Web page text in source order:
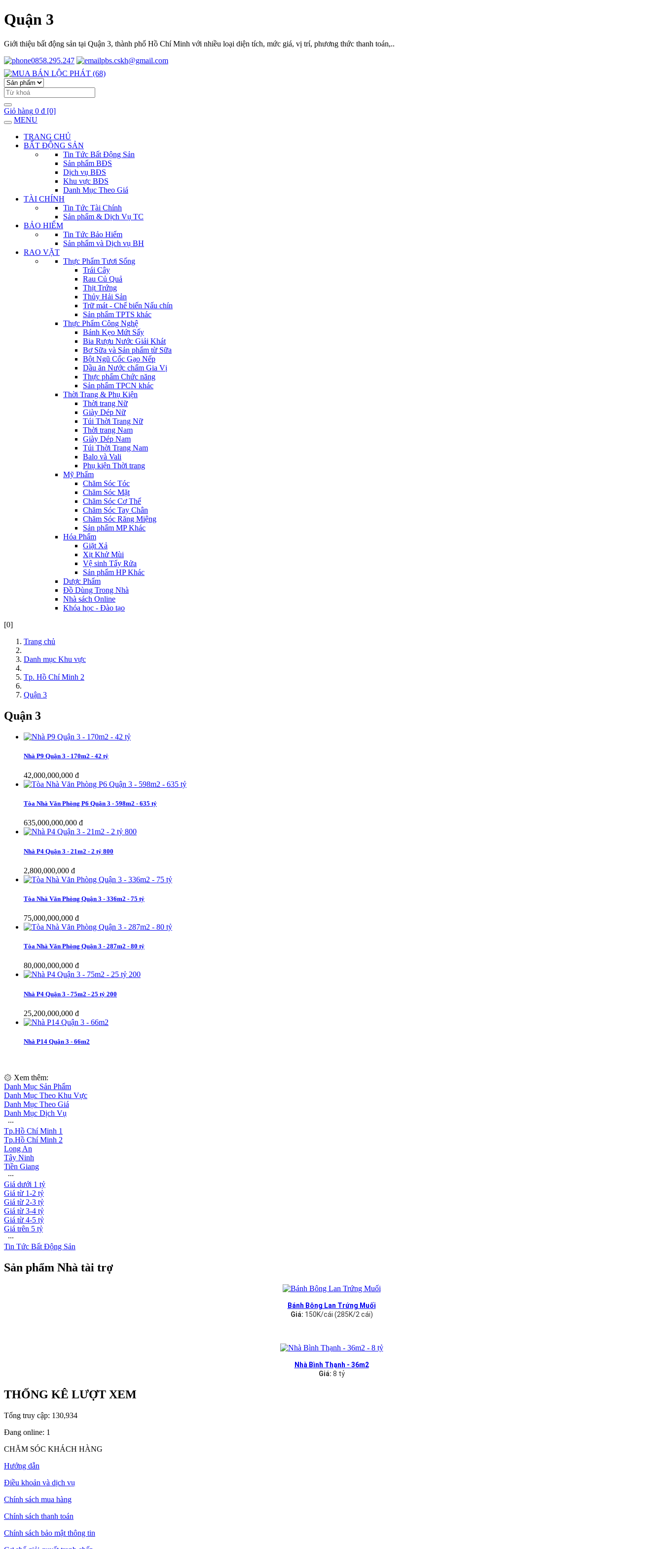
Quận 3
Giới thiệu bất động sản tại Quận 3, thành phố Hồ Chí Minh với nhiều loại diện tích, mức giá, vị trí, phương thức thanh toán,..
0858.295.247
pbs.cskh@gmail.com
Giỏ hàng 0 đ [0]
MENU
TRANG CHỦ
BẤT ĐỘNG SẢN
Tin Tức Bất Động Sản
Sản phẩm BĐS
Dịch vụ BĐS
Khu vực BĐS
Danh Mục Theo Giá
TÀI CHÍNH
Tin Tức Tài Chính
Sản phẩm & Dịch Vụ TC
BẢO HIỂM
Tin Tức Bảo Hiểm
Sản phẩm và Dịch vụ BH
RAO VẶT
Thực Phẩm Tươi Sống
Trái Cây
Rau Củ Quả
Thịt Trứng
Thủy Hải Sản
Trữ mát - Chế biến Nấu chín
Sản phẩm TPTS khác
Thực Phẩm Công Nghệ
Bánh Kẹo Mứt Sấy
Bia Rượu Nước Giải Khát
Bơ Sữa và Sản phẩm từ Sữa
Bột Ngũ Cốc Gạo Nếp
Dầu ăn Nước chấm Gia Vị
Thực phẩm Chức năng
Sản phẩm TPCN khác
Thời Trang & Phụ Kiện
Thời trang Nữ
Giày Dép Nữ
Túi Thời Trang Nữ
Thời trang Nam
Giày Dép Nam
Túi Thời Trang Nam
Balo và Vali
Phụ kiện Thời trang
Mỹ Phẩm
Chăm Sóc Tóc
Chăm Sóc Mặt
Chăm Sóc Cơ Thể
Chăm Sóc Tay Chân
Chăm Sóc Răng Miệng
Sản phẩm MP Khác
Hóa Phẩm
Giặt Xả
Xịt Khử Mùi
Vệ sinh Tẩy Rửa
Sản phẩm HP Khác
Dược Phẩm
Đồ Dùng Trong Nhà
Nhà sách Online
Khóa học - Đào tạo
[0]
Trang chủ
Danh mục Khu vực
Tp. Hồ Chí Minh 2
Quận 3
Quận 3
Nhà P9 Quận 3 - 170m2 - 42 tỷ
42,000,000,000 đ
Tòa Nhà Văn Phòng P6 Quận 3 - 598m2 - 635 tỷ
635,000,000,000 đ
Nhà P4 Quận 3 - 21m2 - 2 tỷ 800
2,800,000,000 đ
Tòa Nhà Văn Phòng Quận 3 - 336m2 - 75 tỷ
75,000,000,000 đ
Tòa Nhà Văn Phòng Quận 3 - 287m2 - 80 tỷ
80,000,000,000 đ
Nhà P4 Quận 3 - 75m2 - 25 tỷ 200
25,200,000,000 đ
Nhà P14 Quận 3 - 66m2
۞ Xem thêm:
Danh Mục Sản Phẩm
Danh Mục Theo Khu Vực
Danh Mục Theo Giá
Danh Mục Dịch Vụ
∙∙∙
Tp.Hồ Chí Minh 1
Tp.Hồ Chí Minh 2
Long An
Tây Ninh
Tiền Giang
∙∙∙
Giá dưới 1 tỷ
Giá từ 1-2 tỷ
Giá từ 2-3 tỷ
Giá từ 3-4 tỷ
Giá từ 4-5 tỷ
Giá trên 5 tỷ
∙∙∙
Tin Tức Bất Động Sản
Sản phẩm Nhà tài trợ
Bánh Bông Lan Trứng Muối
Giá: 150K/cái (285K/2 cái)
Nhà Bình Thạnh - 36m2
Giá: 8 tỷ
THỐNG KÊ LƯỢT XEM
Tổng truy cập: 130,934
Đang online: 1
CHĂM SÓC KHÁCH HÀNG
Hướng dẫn
Điều khoản và dịch vụ
Chính sách mua hàng
Chính sách thanh toán
Chính sách bảo mật thông tin